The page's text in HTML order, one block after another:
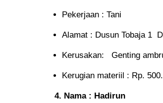
Pekerjaan : Tani
Alamat : Dusun Tobaja 1
Kerusakan: Genting
Kerugian materiil : Rp.
4. Nama : Hadirun